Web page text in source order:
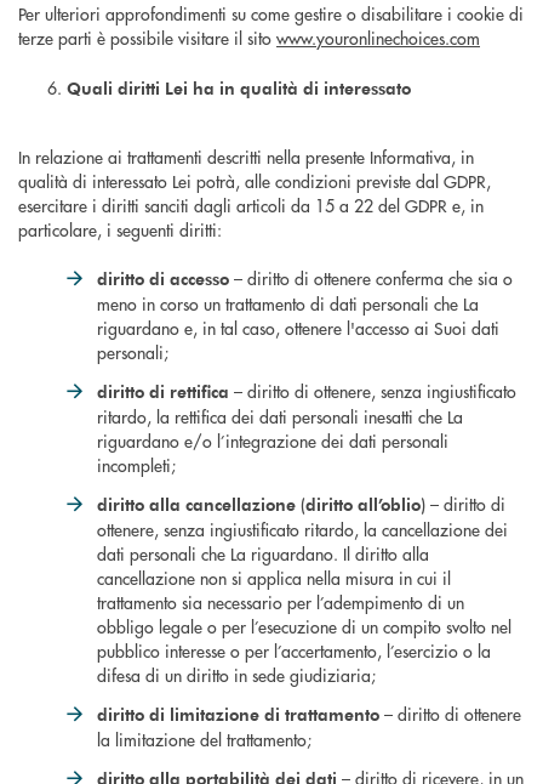
Per ulteriori approfondimenti su come gestire o disabilitare i cookie di
terze parti è possibile visitare il sito www.youronlinechoices.com
Quali diritti Lei ha in qualità di interessato
In relazione ai trattamenti descritti nella presente Informativa, in
qualità di interessato Lei potrà, alle condizioni previste dal GDPR,
esercitare i diritti sanciti dagli articoli da 15 a 22 del GDPR e, in
particolare, i seguenti diritti:
diritto di accesso – diritto di ottenere conferma che sia o
meno in corso un trattamento di dati personali che La
riguardano e, in tal caso, ottenere l'accesso ai Suoi dati
personali;
diritto di rettifica – diritto di ottenere, senza ingiustificato
ritardo, la rettifica dei dati personali inesatti che La
riguardano e/o l’integrazione dei dati personali
incompleti;
diritto alla cancellazione (diritto all’oblio) – diritto di
ottenere, senza ingiustificato ritardo, la cancellazione dei
dati personali che La riguardano. Il diritto alla
cancellazione non si applica nella misura in cui il
trattamento sia necessario per l’adempimento di un
obbligo legale o per l’esecuzione di un compito svolto nel
pubblico interesse o per l’accertamento, l’esercizio o la
difesa di un diritto in sede giudiziaria;
diritto di limitazione di trattamento – diritto di ottenere
la limitazione del trattamento;
diritto alla portabilità dei dati – diritto di ricevere, in un